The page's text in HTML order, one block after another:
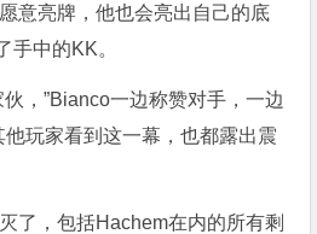
意亮牌，他也会亮出自己的底
手中的KK。
，”Bianco一边称赞对手，一边
玩家看到这一幕，也都露出震
了，包括Hachem在内的所有剩